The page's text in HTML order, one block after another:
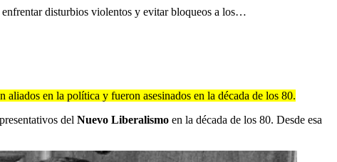
enfrentar disturbios violentos y evitar bloqueos a los…
aliados en la política y fueron asesinados en la década de los 80.
del Nuevo Liberalismo en la década de los 80. Desde esa